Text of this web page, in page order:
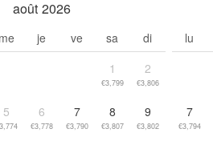
août 2026
me je ve sa
di
1
€3,799
2
€3,806
5 6
€3,778
7
€3,790
8
€3,807
9
€3,802
lu
7
€3,794